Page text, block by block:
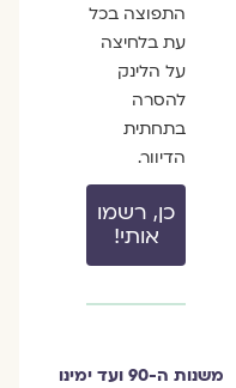
התפוצה בכל
עת בלחיצה
על הלינק
להסרה
בתחתית
הדיוור.
כן, רשמו
אותי!
משנות ה-90 ועד ימינו